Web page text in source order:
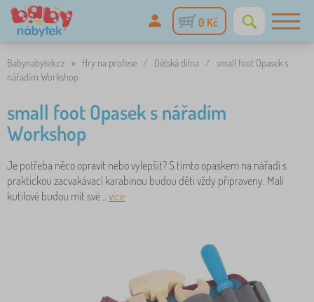
0 Kč
Babynabytek.cz » Hry na profese / Dětská dílna /
small foot Opasek s
nářadím Workshop
small foot Opasek s nářadím
Workshop
Je potřeba něco opravit nebo vylepšit? S tímto opaskem na nářadí s
praktickou zacvakávací karabinou budou děti vždy připraveny. Malí
kutilové budou mít své .. více